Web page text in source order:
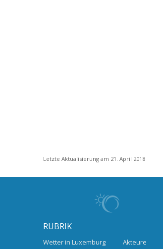
Letzte Aktualisierung am 21. April 2018
RUBRIK
Wetter in Luxemburg Akteure